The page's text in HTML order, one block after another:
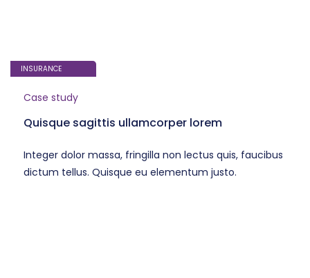
INSURANCE
Case study
Quisque sagittis ullamcorper lorem
Integer dolor massa, fringilla non lectus quis, faucibus
dictum tellus. Quisque eu elementum justo.